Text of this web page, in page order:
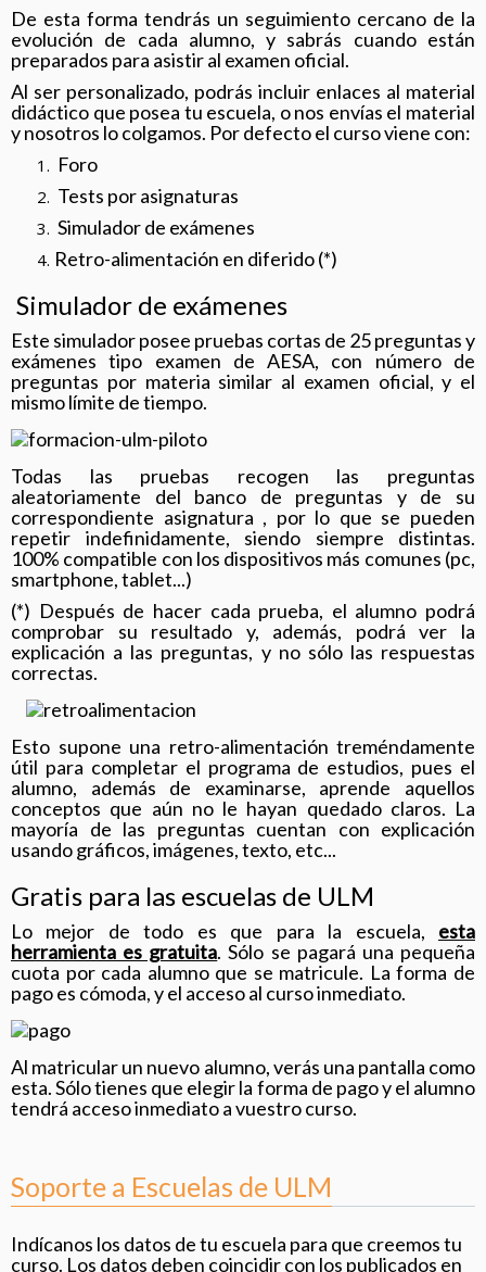
De esta forma tendrás un seguimiento cercano de la
evolución de cada alumno, y sabrás cuando están
preparados para asistir al examen oficial.
Al ser personalizado, podrás incluir enlaces al material
didáctico que posea tu escuela, o nos envías el material
y nosotros lo colgamos. Por defecto el curso viene con:
Foro
Tests por asignaturas
Simulador de exámenes
Retro-alimentación en diferido (*)
Simulador de exámenes
Este simulador posee pruebas cortas de 25 preguntas y
exámenes tipo examen de AESA, con número de
preguntas por materia similar al examen oficial, y el
mismo límite de tiempo.
Todas las pruebas recogen las preguntas
aleatoriamente del banco de preguntas y de su
correspondiente asignatura , por lo que se pueden
repetir indefinidamente, siendo siempre distintas.
100% compatible con los dispositivos más comunes (pc,
smartphone, tablet...)
(*) Después de hacer cada prueba, el alumno podrá
comprobar su resultado y, además, podrá ver la
explicación a las preguntas, y no sólo las respuestas
correctas.
Esto supone una retro-alimentación treméndamente
útil para completar el programa de estudios, pues el
alumno, además de examinarse, aprende aquellos
conceptos que aún no le hayan quedado claros. La
mayoría de las preguntas cuentan con explicación
usando gráficos, imágenes, texto, etc...
Gratis para las escuelas de ULM
Lo mejor de todo es que para la escuela, esta
herramienta es gratuita. Sólo se pagará una pequeña
cuota por cada alumno que se matricule. La forma de
pago es cómoda, y el acceso al curso inmediato.
Al matricular un nuevo alumno, verás una pantalla como
esta. Sólo tienes que elegir la forma de pago y el alumno
tendrá acceso inmediato a vuestro curso.
Soporte a Escuelas de ULM
Indícanos los datos de tu escuela para que creemos tu
curso. Los datos deben coincidir con los publicados en